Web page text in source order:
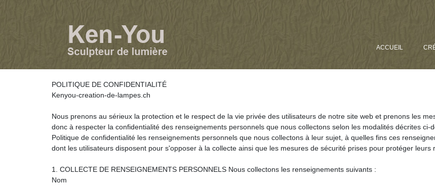
ACCUEIL
POLITIQUE DE CONFIDENTIALITÉ
Kenyou-creation-de-lampes.ch
Nous prenons au sérieux la protection et le respect de la vie privée des utilisateurs de notre site web et prenons les
donc à respecter la confidentialité des renseignements personnels que nous collectons selon les modalités décrites
Politique de confidentialité les renseignements personnels que nous collectons à leur sujet, à quelles fins ces
dont les utilisateurs disposent pour s'opposer à la collecte ainsi que les mesures de sécurité prises pour protéger leurs
1. COLLECTE DE RENSEIGNEMENTS PERSONNELS Nous collectons les renseignements suivants :
Nom